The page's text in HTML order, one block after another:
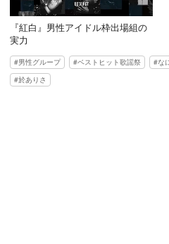
『紅白』男性アイドル枠出場組の
実力
男性グループ ベストヒット歌謡祭 な
於ありさ